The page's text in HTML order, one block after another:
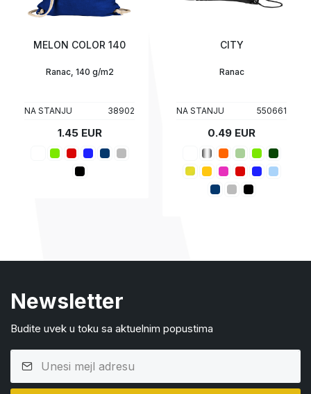
MELON COLOR 140
Ranac, 140 g/m2
NA STANJU 38902
1.45 EUR
CITY
Ranac
NA STANJU 550661
0.49 EUR
Newsletter
Budite uvek u toku sa aktuelnim popustima